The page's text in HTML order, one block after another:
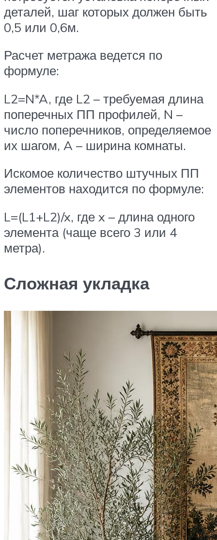
деталей, шаг которых должен быть
0,5 или 0,6м.
Расчет метража ведется по
формуле:
L2=N*A, где L2 – требуемая длина
поперечных ПП профилей, N –
число поперечников, определяемое
их шагом, A – ширина комнаты.
Искомое количество штучных ПП
элементов находится по формуле:
L=(L1+L2)/x, где x – длина одного
элемента (чаще всего 3 или 4
метра).
Сложная укладка